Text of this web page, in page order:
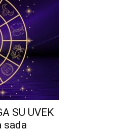
SU UVEK
sada